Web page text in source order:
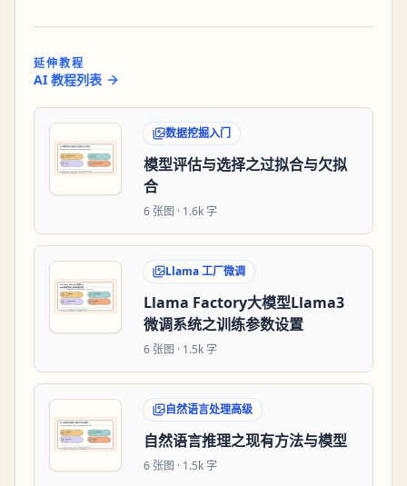
延伸教程
AI 教程列表
数据挖掘入门
模型评估与选择之过拟合与欠拟
合
6 张图 · 1.6k 字
Llama 工厂微调
Llama Factory大模型Llama3
微调系统之训练参数设置
6 张图 · 1.5k 字
自然语言处理高级
自然语言推理之现有方法与模型
6 张图 · 1.5k 字